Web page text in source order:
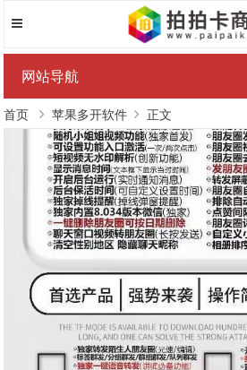
网站导航
首页 苹果多开软件 正文